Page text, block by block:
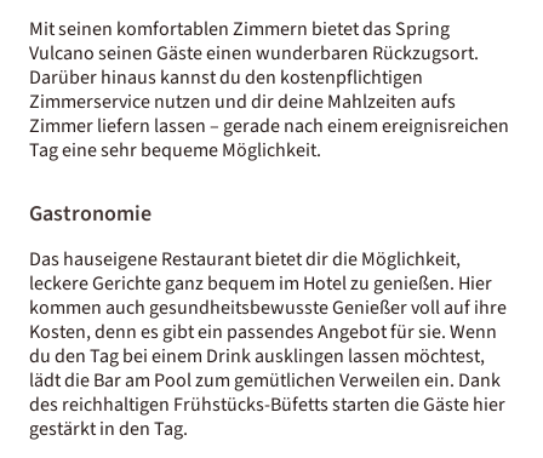
Mit seinen komfortablen Zimmern bietet das Spring
Vulcano seinen Gäste einen wunderbaren Rückzugsort.
Darüber hinaus kannst du den kostenpflichtigen
Zimmerservice nutzen und dir deine Mahlzeiten aufs
Zimmer liefern lassen – gerade nach einem ereignisreichen
Tag eine sehr bequeme Möglichkeit.
Gastronomie
Das hauseigene Restaurant bietet dir die Möglichkeit,
leckere Gerichte ganz bequem im Hotel zu genießen. Hier
kommen auch gesundheitsbewusste Genießer voll auf ihre
Kosten, denn es gibt ein passendes Angebot für sie. Wenn
du den Tag bei einem Drink ausklingen lassen möchtest,
lädt die Bar am Pool zum gemütlichen Verweilen ein. Dank
des reichhaltigen Frühstücks-Büfetts starten die Gäste hier
gestärkt in den Tag.